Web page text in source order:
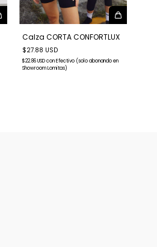
Calza CORTA CONFORTLUX
$27.88 USD
$22.86 USDconEfectivo (solo abonando en
Showroom Lomitas)